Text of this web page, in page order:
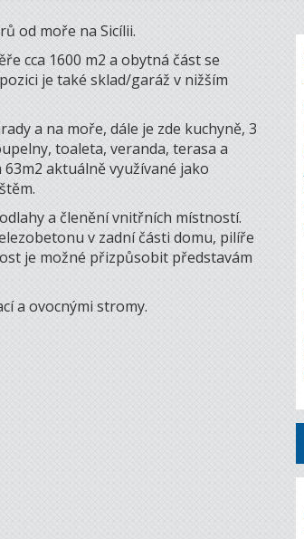
od moře na Sicílii.
cca 1600 m2 a obytná část se
je také sklad/garáž v nižším
a na moře, dále je zde kuchyně, 3
toaleta, veranda, terasa a
aktuálně využívané jako
a členění vnitřních místností.
v zadní části domu, pilíře
je možné přizpůsobit představám
a ovocnými stromy.